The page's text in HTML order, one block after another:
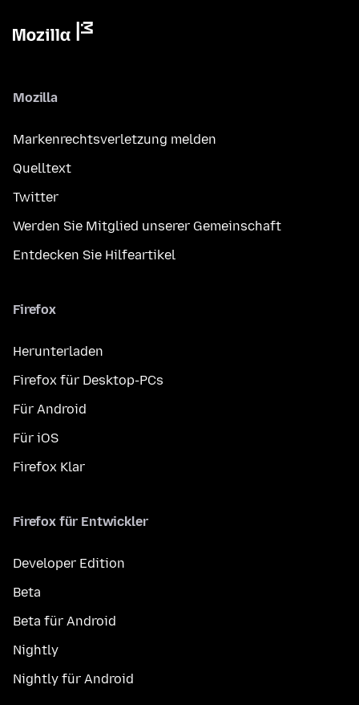
Mozilla
Markenrechtsverletzung melden
Quelltext
Twitter
Werden Sie Mitglied unserer Gemeinschaft
Entdecken Sie Hilfeartikel
Firefox
Herunterladen
Firefox für Desktop-PCs
Für Android
Für iOS
Firefox Klar
Firefox für Entwickler
Developer Edition
Beta
Beta für Android
Nightly
Nightly für Android